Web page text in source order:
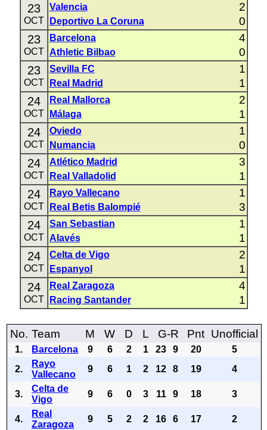
23
OCT
Valencia 2
Deportivo La Coruna 0
23
OCT
Barcelona 4
Athletic Bilbao 0
23
OCT
Sevilla FC 1
Real Madrid 1
24
OCT
Real Mallorca 2
Málaga 1
24
OCT
Oviedo 1
Numancia 0
24
OCT
Atlético Madrid 3
Real Valladolid 1
24
OCT
Rayo Vallecano 1
Real Betis Balompié 3
24
OCT
San Sebastian 1
Alavés 1
24
OCT
Celta de Vigo 2
Espanyol 1
24
OCT
Real Zaragoza 4
Racing Santander 1
No. Team M W D L G-R Pnt Unofficial
1. Barcelona 9 6 2 1 23 9 20
5
2.
Rayo
Vallecano
9 6 1 2 12 8 19 4
3.
Celta de
Vigo
9 6 0 3 11 9 18 3
4.
Real
Zaragoza
9 5 2 2 16 6 17 2